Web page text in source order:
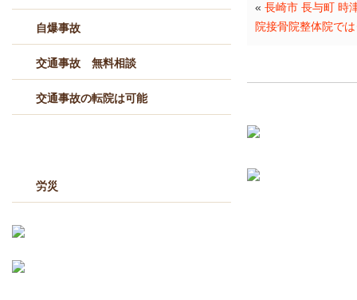
« 長崎市 長与町 時
院接骨院整体院で
自爆事故
交通事故 無料相談
交通事故の転院は可能
労災